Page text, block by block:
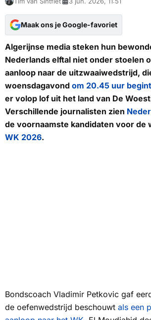
Maak ons je Google-favoriet
Algerijnse media steken hun
Nederlands elftal niet onder stoelen
aanloop naar de uitzwaaiwedstrijd,
woensdagavond om 20.45 uur
er volop lof uit het land van De
Verschillende journalisten zien
de voornaamste kandidaten voor de
WK 2026.
Bondscoach Vladimir Petkovic gaf
de oefenwedstrijd beschouwt als een